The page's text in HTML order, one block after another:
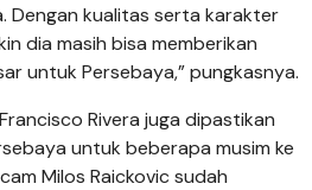
Dengan kualitas serta karakter
dia masih bisa memberikan
untuk Persebaya,” pungkasnya.
Rivera juga dipastikan
untuk beberapa musim ke
Milos Raickovic sudah